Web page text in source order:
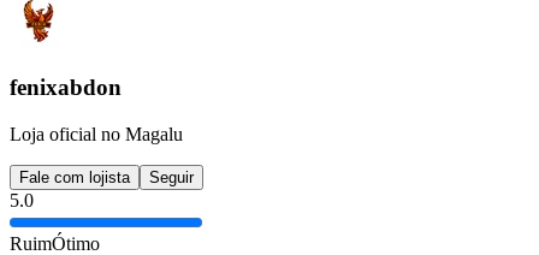
fenixabdon
Loja oficial no Magalu
Fale com lojista Seguir
5.0
RuimÓtimo